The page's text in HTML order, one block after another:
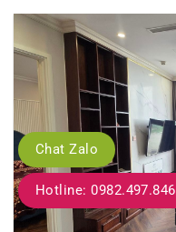
Chat Zalo
Hotline: 0982.497.846